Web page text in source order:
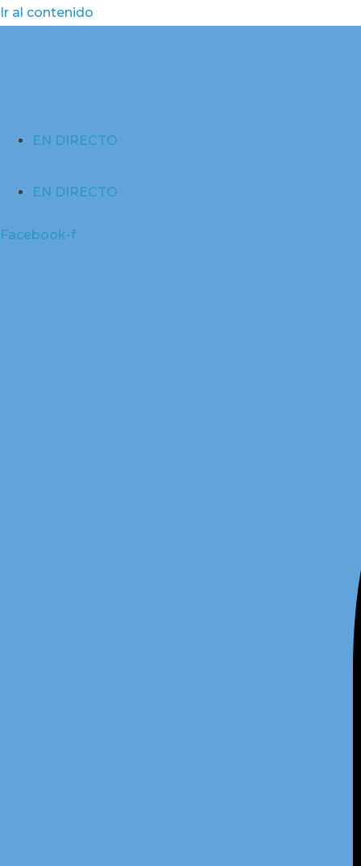
Ir al contenido
EN DIRECTO
EN DIRECTO
Facebook-f